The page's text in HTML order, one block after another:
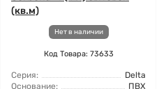
(кв.м)
Нет в наличии
Код Товара: 73633
Серия:
Delta
Основание:
ПВХ